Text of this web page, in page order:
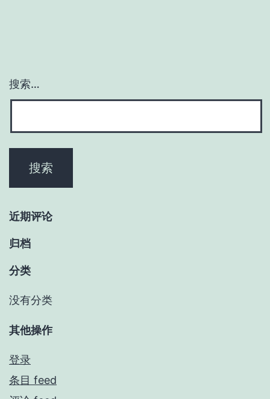
搜索…
近期评论
归档
分类
没有分类
其他操作
登录
条目 feed